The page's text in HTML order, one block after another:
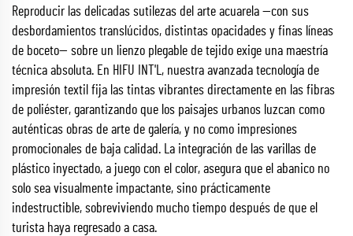
Reproducir las delicadas sutilezas del arte acuarela —con sus
desbordamientos translúcidos, distintas opacidades y finas líneas
de boceto— sobre un lienzo plegable de tejido exige una maestría
técnica absoluta. En HIFU INT'L, nuestra avanzada tecnología de
impresión textil fija las tintas vibrantes directamente en las fibras
de poliéster, garantizando que los paisajes urbanos luzcan como
auténticas obras de arte de galería, y no como impresiones
promocionales de baja calidad. La integración de las varillas de
plástico inyectado, a juego con el color, asegura que el abanico no
solo sea visualmente impactante, sino prácticamente
indestructible, sobreviviendo mucho tiempo después de que el
turista haya regresado a casa.